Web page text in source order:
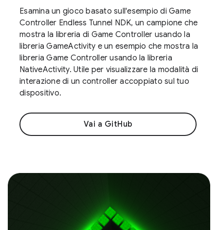
Esamina un gioco basato sull'esempio di Game
Controller Endless Tunnel NDK, un campione che
mostra la libreria di Game Controller usando la
libreria GameActivity e un esempio che mostra la
libreria Game Controller usando la libreria
NativeActivity. Utile per visualizzare la modalità di
interazione di un controller accoppiato sul tuo
dispositivo.
Vai a GitHub